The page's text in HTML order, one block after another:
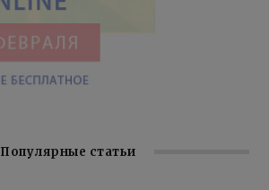
Популярные статьи